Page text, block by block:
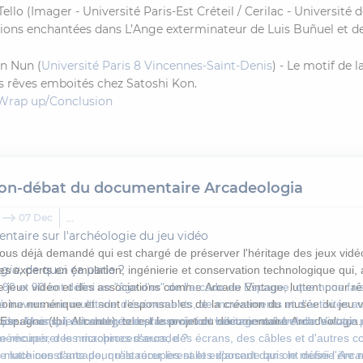
(Imager - Université Paris-Est Créteil / Cerilac - Université
enchantées dans L’Ange exterminateur de Luis Buñuel et
Nun (Université Paris 8 Vincennes-Saint-Denis) - Le motif de
rêves emboités chez Satoshi Kon.
up/Conclusion
débat du documentaire Arcadeologia
07 Dec ...
sur l'archéologie du jeu vidéo
déjà demandé qui est chargé de préserver l'héritage des jeux
experts en émulation, ingénierie et conservation technologique qui,
jeux vidéo et des associations comme Arcade Vintage, luttent pour
numérique et sont responsables de la création du musée du jeu
(Ibi, Alicante), tel est le projet du documentaire Arcadeologia.
, de quoi ça parle ?
et 90 ont défini un "âge d'or" de l'arcade en Espagne, que nous
travers une multitude d'événements, de mouvements et d'activités
Mais qui est chargé de préserver cet héritage culturel dans notre
récupérer les machines d'arcade ?
de dix ans, les membres de l'association valencienneArcade Vintage
des microprocesseurs, des écrans, des câbles et d'autres
machines d'arcade, qu'ils récupèrent et exposent dans le musée
lutte constante pour restaurer les salles d'arcade qui ont défini l'ère